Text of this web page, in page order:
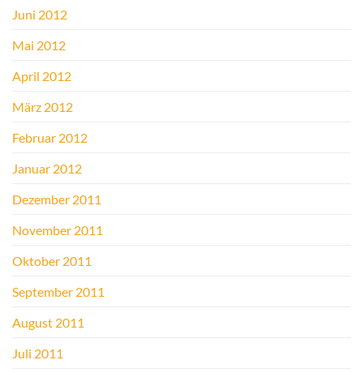
Juni 2012
Mai 2012
April 2012
März 2012
Februar 2012
Januar 2012
Dezember 2011
November 2011
Oktober 2011
September 2011
August 2011
Juli 2011